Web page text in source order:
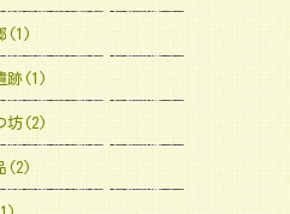
(1)
跡(1)
坊(2)
(2)